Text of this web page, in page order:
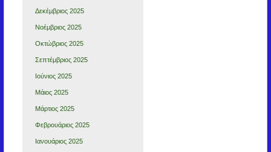
Δεκέμβριος 2025
Νοέμβριος 2025
Οκτώβριος 2025
Σεπτέμβριος 2025
Ιούνιος 2025
Μάιος 2025
Μάρτιος 2025
Φεβρουάριος 2025
Ιανουάριος 2025